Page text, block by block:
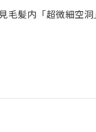
毛髪内「超微細空